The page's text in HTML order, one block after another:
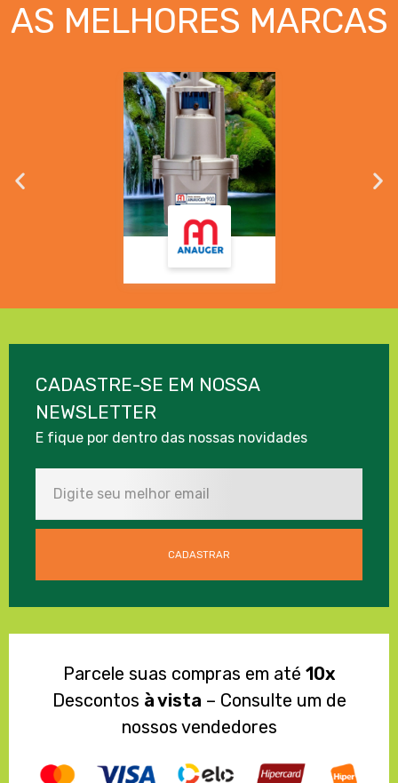
AS MELHORES MARCAS
CADASTRE-SE EM NOSSA
NEWSLETTER
E fique por dentro das nossas novidades
Parcele suas compras em até 10x
Descontos à vista – Consulte um de
nossos vendedores